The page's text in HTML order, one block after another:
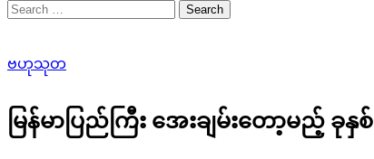
Search
for:
ဗဟုသုတ
မြန်မာပြည်ကြီး အေးချမ်းတော့မည့် ခု